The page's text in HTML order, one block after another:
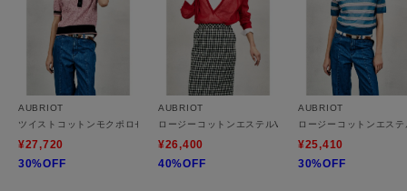
AUBRIOT
ツイストコットンモクポロセーター
¥27,720
30%OFF
AUBRIOT
ロージーコットンエステルVネックニット
¥26,400
40%OFF
AUBRIOT
ロージーコットンエス
¥25,410
30%OFF